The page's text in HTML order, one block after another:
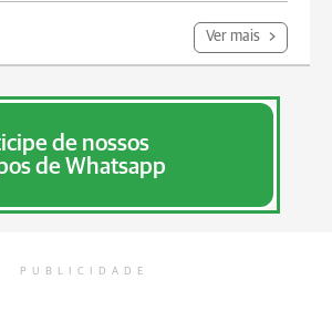
Ver mais
de nossos
de Whatsapp
PUBLICIDADE